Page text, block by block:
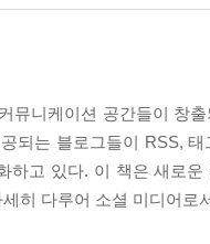
니케이션 공간들이 창
되는 블로그들이 RSS,
고 있다. 이 책은 새로
히 다루어 소셜 미디어로